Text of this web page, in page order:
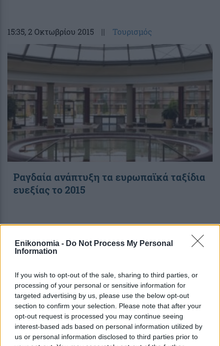
Enikonomia - Do Not Process My Personal
Information
If you wish to opt-out of the sale, sharing to third parties, or
processing of your personal or sensitive information for
targeted advertising by us, please use the below opt-out
section to confirm your selection. Please note that after your
opt-out request is processed you may continue seeing
interest-based ads based on personal information utilized by
us or personal information disclosed to third parties prior to
15:35, 2 Οκτωβρίου 2015 || Τουρισμός
Ραγδαία ανάπτυξη τα ευρωπαϊκά ταξίδια
ευεξίας το 2015
21:27, 1 Οκτωβρίου 2015 || Τουρισμός